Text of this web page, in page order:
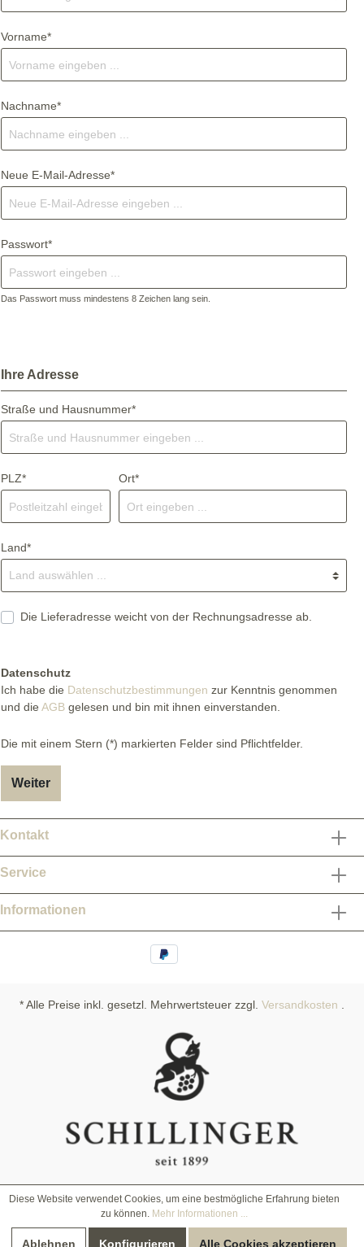
Vorname*
Nachname*
Neue E-Mail-Adresse*
Passwort*
Das Passwort muss mindestens 8 Zeichen lang sein.
Ihre Adresse
Straße und Hausnummer*
PLZ* Ort*
Land*
Die Lieferadresse weicht von der Rechnungsadresse ab.
Datenschutz
Ich habe die Datenschutzbestimmungen zur Kenntnis genommen
und die AGB gelesen und bin mit ihnen einverstanden.
Die mit einem Stern (*) markierten Felder sind Pflichtfelder.
Weiter
Kontakt
Service
Informationen
* Alle Preise inkl. gesetzl. Mehrwertsteuer zzgl. Versandkosten
Diese Website verwendet Cookies, um eine bestmögliche Erfahrung bieten
zu können. Mehr Informationen ...
Ablehnen Konfigurieren Alle Cookies akzeptieren